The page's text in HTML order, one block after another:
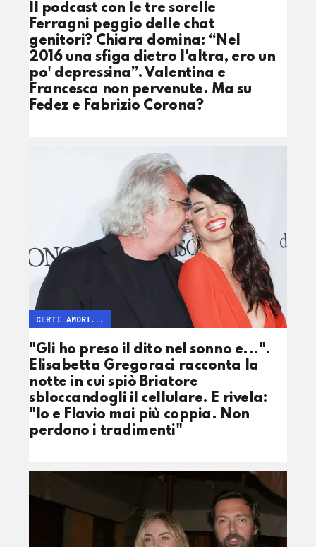
Il podcast con le tre sorelle
Ferragni peggio delle chat
genitori? Chiara domina: “Nel
2016 una sfiga dietro l'altra, ero un
po' depressina”. Valentina e
Francesca non pervenute. Ma su
Fedez e Fabrizio Corona?
"Gli ho preso il dito nel sonno e...".
Elisabetta Gregoraci racconta la
notte in cui spiò Briatore
sbloccandogli il cellulare. E rivela:
"Io e Flavio mai più coppia. Non
perdono i tradimenti"
CERTI AMORI...